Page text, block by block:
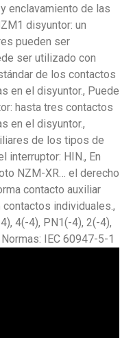
enclavamiento de las
disyuntor: un
pueden ser
ser utilizado con
de los contactos
en el disyuntor., Puede
hasta tres contactos
en el disyuntor.,
de los tipos de
interruptor: HIN., En
NZM-XR… el derecho
contacto auxiliar
individuales.,
4(-4), PN1(-4), 2(-4),
IEC 60947-5-1